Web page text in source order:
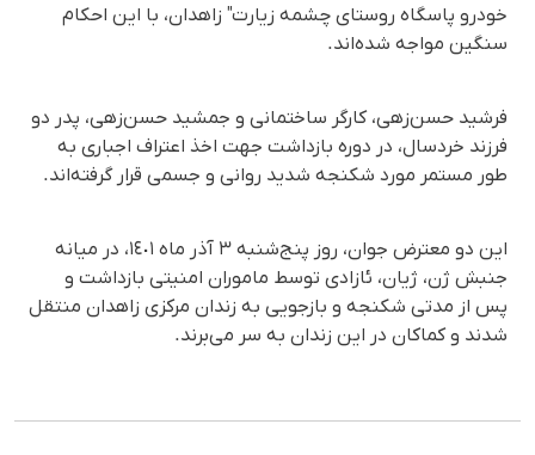
خودرو پاسگاه روستای چشمه زیارت" زاهدان، با این احکام
سنگین مواجه شده‌اند.
فرشید حسن‌زهی، کارگر ساختمانی و جمشید حسن‌زهی، پدر دو
فرزند خردسال، در دوره بازداشت جهت اخذ اعتراف اجباری به
طور مستمر مورد شکنجه شدید روانی و جسمی قرار گرفته‌اند.
این دو معترض جوان، روز پنج‌شنبه ٣ آذر ماه ١٤٠١، در میانه
جنبش ژن، ژیان، ئازادی توسط ماموران امنیتی بازداشت و
پس از مدتی شکنجه و بازجویی به زندان مرکزی زاهدان منتقل
شدند و کماکان در این زندان به سر می‌برند.